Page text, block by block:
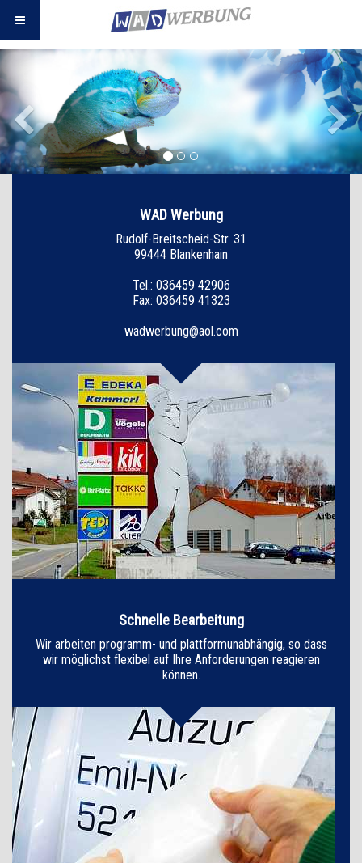
Previous
WAD Werbung
Rudolf-Breitscheid-Str. 31
99444 Blankenhain
Tel.: 036459 42906
Fax: 036459 41323
wadwerbung@aol.com
Schnelle Bearbeitung
Wir arbeiten programm- und plattformunabhängig, so dass
wir möglichst flexibel auf Ihre Anforderungen reagieren
können.